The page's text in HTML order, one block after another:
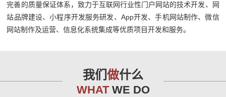
完善的质量保证体系，致力于互联网行业性门户网站的技术开发、网
站品牌建设、小程序开发服务研发、App开发、手机网站制作、微信
网站制作及运营、信息化系统集成等优质项目开发和服务。
我们 做什么
WHATWE DO